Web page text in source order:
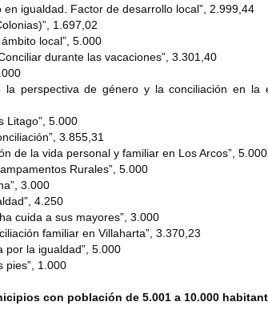
igualdad. Factor de desarrollo local”, 2.999,44
1.697,02
local”, 5.000
durante las vacaciones”, 3.301,40
la perspectiva de género y la conciliación en
Litago”, 5.000
3.855,31
de la vida personal y familiar en Los Arcos”, 5.000
Rurales”, 5.000
3.000
4.250
cuida a sus mayores”, 3.000
familiar en Villaharta”, 3.370,23
por la igualdad”, 5.000
pies”, 1.000
con población de 5.001 a 10.000